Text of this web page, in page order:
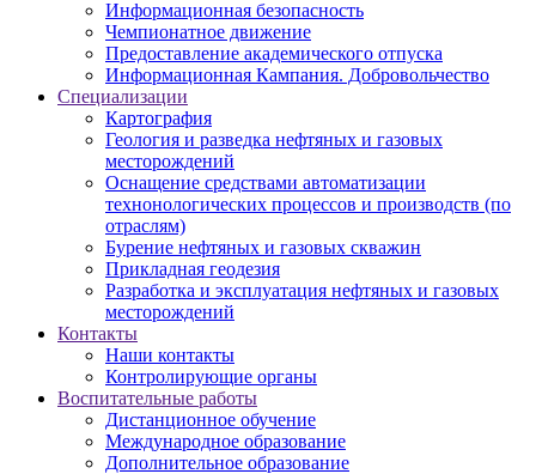
Информационная безопасность
Чемпионатное движение
Предоставление академического отпуска
Информационная Кампания. Добровольчество
Специализации
Картография
Геология и разведка нефтяных и газовых
месторождений
Оснащение средствами автоматизации
технонологических процессов и производств (по
отраслям)
Бурение нефтяных и газовых скважин
Прикладная геодезия
Разработка и эксплуатация нефтяных и газовых
месторождений
Контакты
Наши контакты
Контролирующие органы
Воспитательные работы
Дистанционное обучение
Международное образование
Дополнительное образование